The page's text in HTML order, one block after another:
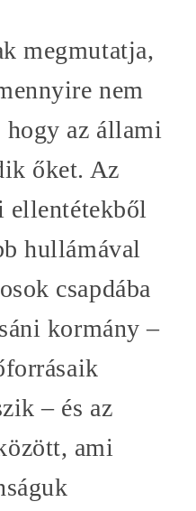
megmutatja,
nem
hogy az állami
őket. Az
ellentétekből
hullámával
csapdába
kormány –
– és az
ami